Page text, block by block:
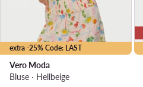
extra -25% Code: LAST
Vero Moda
Bluse · Hellbeige